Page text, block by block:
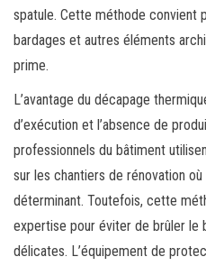
spatule. Cette méthode convient
bardages et autres éléments
prime.
L’avantage du décapage
d’exécution et l’absence de
professionnels du bâtiment
sur les chantiers de rénovation
déterminant. Toutefois, cette
expertise pour éviter de brûler le
délicates. L’équipement de